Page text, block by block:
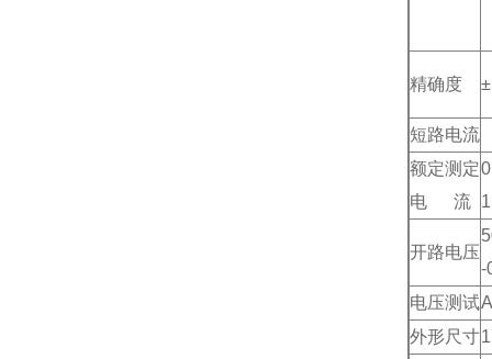
精确度
短路电流
额定测定
电 流
开路电压
-
电压测试
外形尺寸